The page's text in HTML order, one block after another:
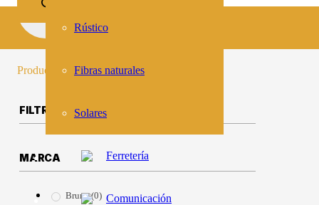
Producto se ha añadido a tu carrito.
Rústico
Fibras naturales
Solares
Ferretería
Comunicación
h: 27cm / A: 29cm
FILTROS
MARCA
Bruma(0)